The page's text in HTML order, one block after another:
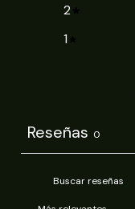
2
1
Reseñas 0